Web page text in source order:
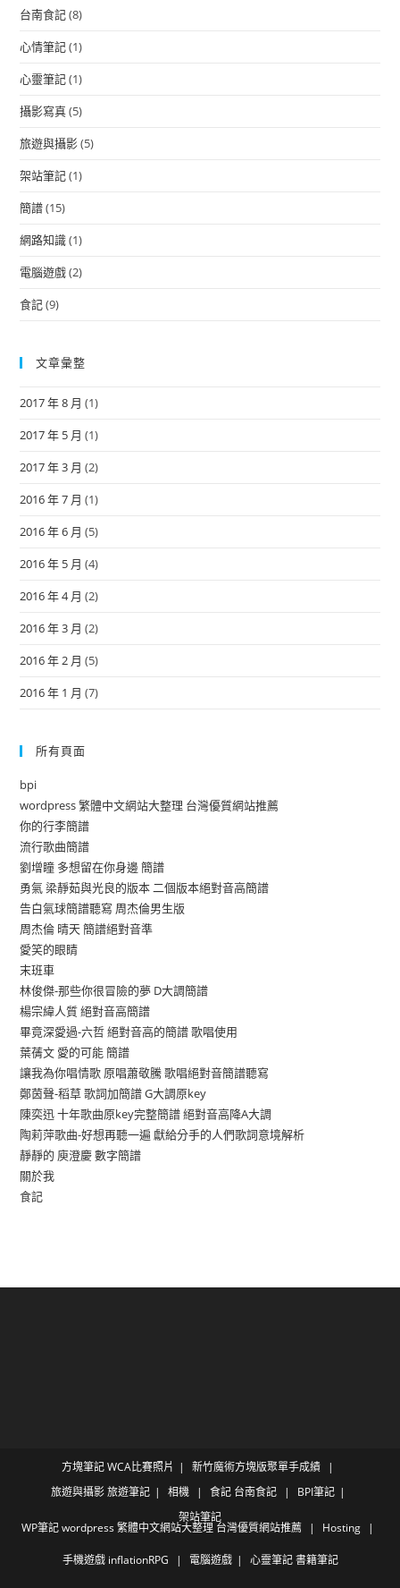
台南食記(8)
心情筆記(1)
心靈筆記(1)
攝影寫真(5)
旅遊與攝影(5)
架站筆記(1)
簡譜(15)
網路知識(1)
電腦遊戲(2)
食記(9)
文章彙整
2017 年 8 月 (1)
2017 年 5 月 (1)
2017 年 3 月 (2)
2016 年 7 月 (1)
2016 年 6 月 (5)
2016 年 5 月 (4)
2016 年 4 月 (2)
2016 年 3 月 (2)
2016 年 2 月 (5)
2016 年 1 月 (7)
所有頁面
bpi
wordpress 繁體中文網站大整理 台灣優質網站推薦
你的行李簡譜
流行歌曲簡譜
劉增瞳 多想留在你身邊 簡譜
勇氣 梁靜茹與光良的版本 二個版本絕對音高簡譜
告白氣球簡譜聽寫 周杰倫男生版
周杰倫 晴天 簡譜絕對音準
愛笑的眼睛
末班車
林俊傑-那些你很冒險的夢 D大調簡譜
楊宗緯人質 絕對音高簡譜
畢竟深愛過-六哲 絕對音高的簡譜 歌唱使用
葉蒨文 愛的可能 簡譜
讓我為你唱情歌 原唱蕭敬騰 歌唱絕對音簡譜聽寫
鄭茵聲-稻草 歌詞加簡譜 G大調原key
陳奕迅 十年歌曲原key完整簡譜 絕對音高降A大調
陶莉萍歌曲-好想再聽一遍 獻給分手的人們歌詞意境解析
靜靜的 庾澄慶 數字簡譜
關於我
食記
方塊筆記WCA比賽照片
新竹魔術方塊版聚單手成績
旅遊與攝影 旅遊筆記 相機 食記 台南食記
BPI筆記
架站筆記
WP筆記wordpress 繁體中文網站大整理 台灣優質網站推薦 Hosting
手機遊戲 inflationRPG 電腦遊戲 心靈筆記 書籍筆記